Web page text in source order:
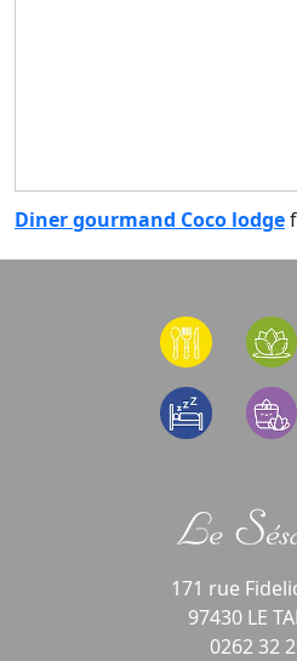
Diner gourmand Coco lodge
171 rue
97430 LE
0262 32